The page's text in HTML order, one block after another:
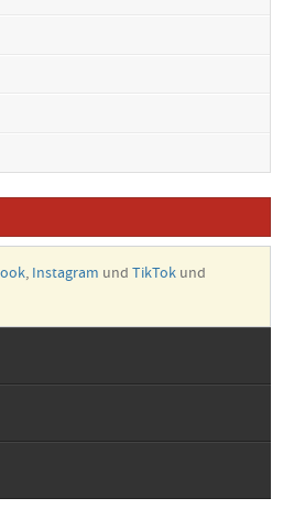
,Instagram undTikTokund